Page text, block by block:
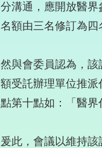
分溝通，應開放醫
名額由三名修訂為四
然與會委員認為，
額受託辦理單位推
點第十點如：「醫界
爰此，會議以維持該